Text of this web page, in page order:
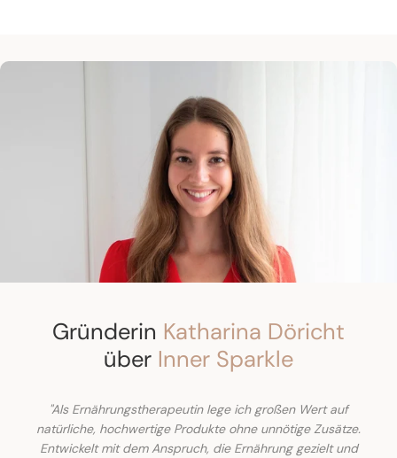
Gründerin Katharina Döricht
über Inner Sparkle
"Als Ernährungstherapeutin lege ich großen Wert auf
natürliche, hochwertige Produkte ohne unnötige Zusätze.
Entwickelt mit dem Anspruch, die Ernährung gezielt und